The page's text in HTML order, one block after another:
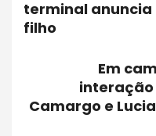
terminal
filho
Em
interação
Camargo e